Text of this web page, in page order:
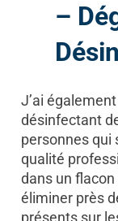
–
J’ai
désinfectant
personnes qui
qualité
dans un flacon
éliminer près
présents sur